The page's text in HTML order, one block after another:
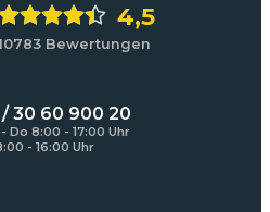
4,5
Bewertungen
/ 30 60 900 20
Do 8:00 - 17:00 Uhr
- 16:00 Uhr